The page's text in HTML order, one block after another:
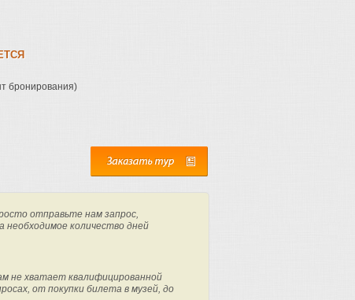
бронирования)
отправьте нам запрос,
необходимое количество дней
не хватает квалифицированной
от покупки билета в музей, до